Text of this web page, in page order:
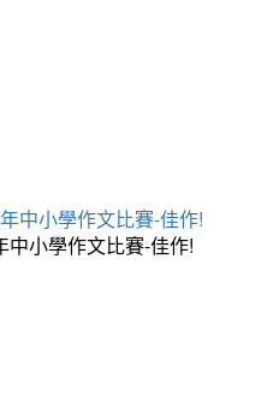
中小學作文比賽-佳作!
小學作文比賽-佳作!